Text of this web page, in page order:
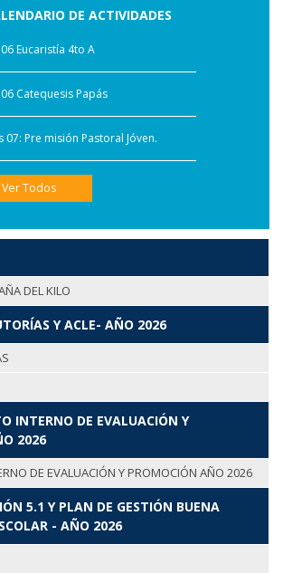
DE ACTIVIDADES
06 Eucaristía 4to A
06 Catequesis Papás
07: Pre misión Pastoral Jóven.
Ver Todos
DEL KILO
Y ACLE- AÑO 2026
INTERNO DE EVALUACIÓN Y
2026
DE EVALUACIÓN Y PROMOCIÓN AÑO 2026
5.1 Y PLAN DE GESTIÓN BUENA
- AÑO 2026